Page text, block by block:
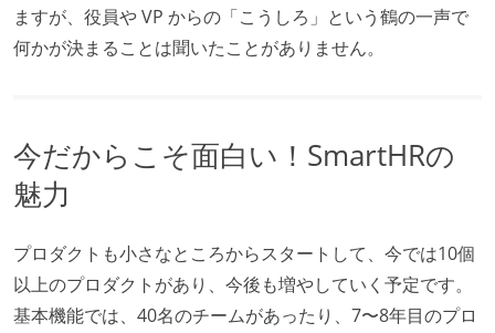
ますが、役員や VP からの「こうしろ」という鶴の一声で
何かが決まることは聞いたことがありません。
今だからこそ面白い！SmartHRの
魅力
プロダクトも小さなところからスタートして、今では10個
以上のプロダクトがあり、今後も増やしていく予定です。
基本機能では、40名のチームがあったり、7〜8年目のプロ